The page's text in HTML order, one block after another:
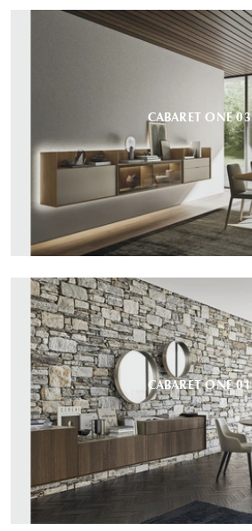
CABARET ONE 03
CABARET ONE 01